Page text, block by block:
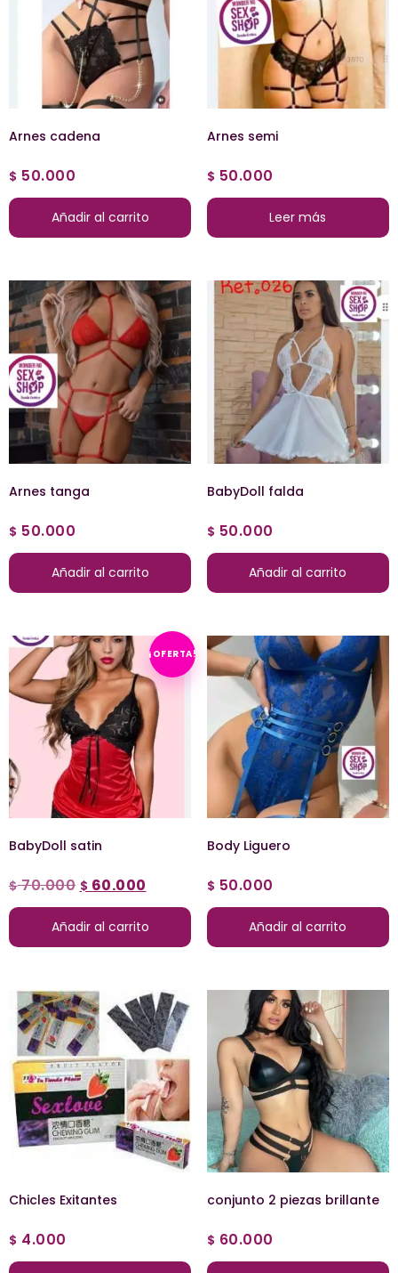
Arnes cadena
$ 50.000
Añadir al carrito
Arnes semi
$ 50.000
Leer más
Arnes tanga
$ 50.000
Añadir al carrito
BabyDoll falda
$ 50.000
Añadir al carrito
¡OFERTA!
BabyDoll satin
$70.000 $ 60.000
Añadir al carrito
Body Liguero
$ 50.000
Añadir al carrito
Chicles Exitantes
$ 4.000
conjunto 2 piezas brillante
$ 60.000